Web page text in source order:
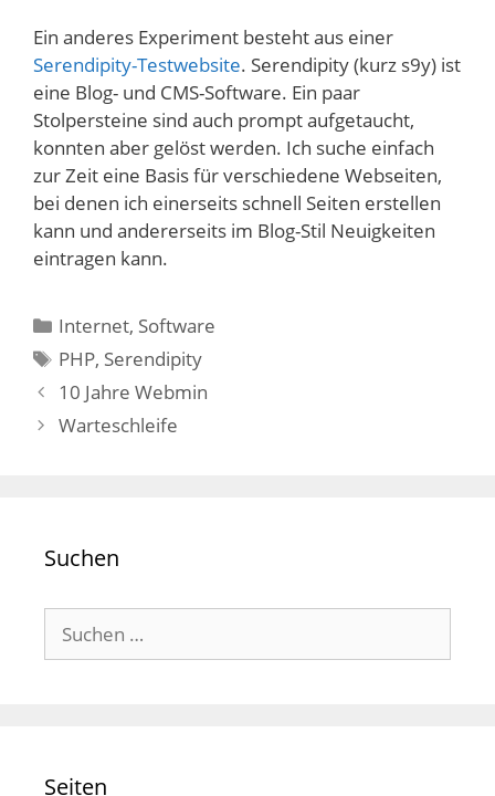
Ein anderes Experiment besteht aus einer
Serendipity-Testwebsite. Serendipity (kurz s9y) ist
eine Blog- und CMS-Software. Ein paar
Stolpersteine sind auch prompt aufgetaucht,
konnten aber gelöst werden. Ich suche einfach
zur Zeit eine Basis für verschiedene Webseiten,
bei denen ich einerseits schnell Seiten erstellen
kann und andererseits im Blog-Stil Neuigkeiten
eintragen kann.
Kategorien
Internet, Software
Schlagwörter
PHP, Serendipity
10 Jahre Webmin
Warteschleife
Suchen
nach:
Seiten